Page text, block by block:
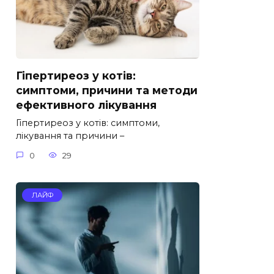
Гіпертиреоз у котів:
симптоми, причини та методи
ефективного лікування
Гіпертиреоз у котів: симптоми,
лікування та причини –
0 29
ЛАЙФ